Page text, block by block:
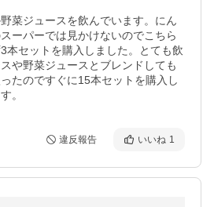
菜ジュースを飲んでいます。にん
ーパーでは見かけないのでこちら
本セットを購入しました。とても飲
や野菜ジュースとブレンドしても
たのですぐに15本セットを購入し
。
違反報告 いいね 1